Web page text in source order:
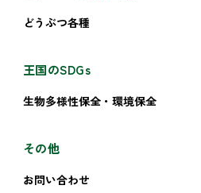
どうぶつ各種
王国のSDGs
生物多様性保全・環境保全
その他
お問い合わせ